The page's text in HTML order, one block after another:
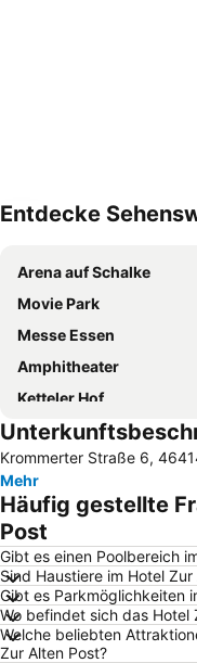
Entdecke
Arena auf Schalke
Movie Park
Messe Essen
Amphitheater
Ketteler Hof
Promenade at the CentrO
Hauptbahnhof Duisburg
Rüttenscheid
Metronom Theater
Duisburg-Mitte
Oberhausen Neue Mitte
Essen Motor Show
Schalke
Krommerter Straße 6,
Mehr
Häufig gestellte
Post
Gibt es einen Poolbereich
Sind Haustiere im Hotel
Gibt es Parkmöglichkeiten
Wo befindet sich das Hotel
Welche beliebten
Zur Alten Post?